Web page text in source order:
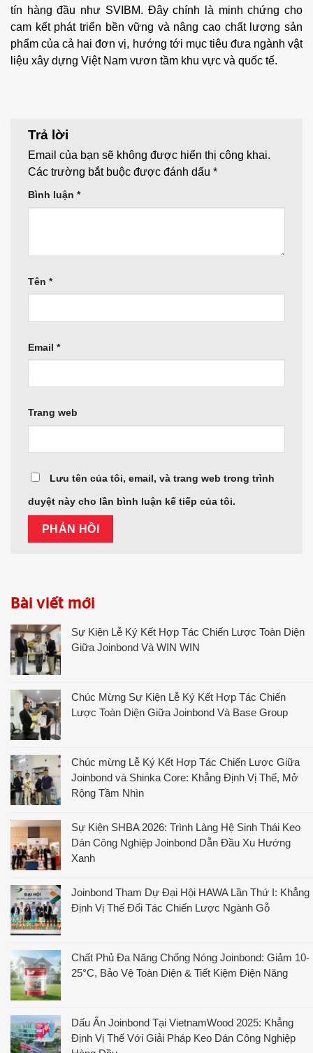
tín hàng đầu như SVIBM. Đây chính là minh chứng cho
cam kết phát triển bền vững và nâng cao chất lượng sản
phẩm của cả hai đơn vị, hướng tới mục tiêu đưa ngành vật
liệu xây dựng Việt Nam vươn tầm khu vực và quốc tế.
Trả lời
Email của bạn sẽ không được hiển thị công khai.
Các trường bắt buộc được đánh dấu *
Bình luận *
Tên *
Email *
Trang web
Lưu tên của tôi, email, và trang web trong trình
duyệt này cho lần bình luận kế tiếp của tôi.
Bài viết mới
Sự Kiện Lễ Ký Kết Hợp Tác Chiến Lược Toàn Diện
Giữa Joinbond Và WIN WIN
Chúc Mừng Sự Kiện Lễ Ký Kết Hợp Tác Chiến
Lược Toàn Diện Giữa Joinbond Và Base Group
Chúc mừng Lễ Ký Kết Hợp Tác Chiến Lược Giữa
Joinbond và Shinka Core: Khẳng Định Vị Thế, Mở
Rộng Tầm Nhìn
Sự Kiện SHBA 2026: Trình Làng Hệ Sinh Thái Keo
Dán Công Nghiệp Joinbond Dẫn Đầu Xu Hướng
Xanh
Joinbond Tham Dự Đại Hội HAWA Lần Thứ I: Khẳng
Định Vị Thế Đối Tác Chiến Lược Ngành Gỗ
Chất Phủ Đa Năng Chống Nóng Joinbond: Giảm 10-
25°C, Bảo Vệ Toàn Diện & Tiết Kiệm Điện Năng
Dấu Ấn Joinbond Tại VietnamWood 2025: Khẳng
Định Vị Thế Với Giải Pháp Keo Dán Công Nghiệp